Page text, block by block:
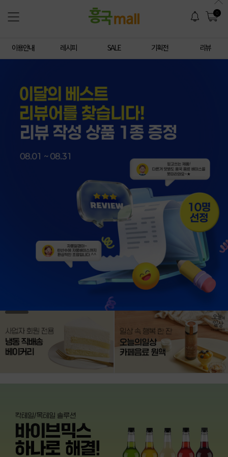
0
이용안내 레시피 SALE 기획전 리뷰